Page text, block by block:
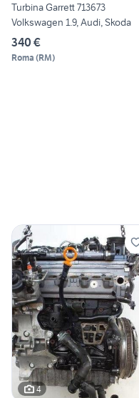
Turbina Garrett 713673
Volkswagen 1.9, Audi, Skoda
340 €
Roma (RM)
4